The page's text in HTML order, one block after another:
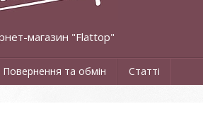
магазин "Flattop"
Повернення та обмін Статті